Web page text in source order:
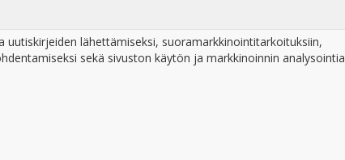
uutiskirjeiden lähettämiseksi, suoramarkkinointitarkoituksiin,
sekä sivuston käytön ja markkinoinnin analysointia